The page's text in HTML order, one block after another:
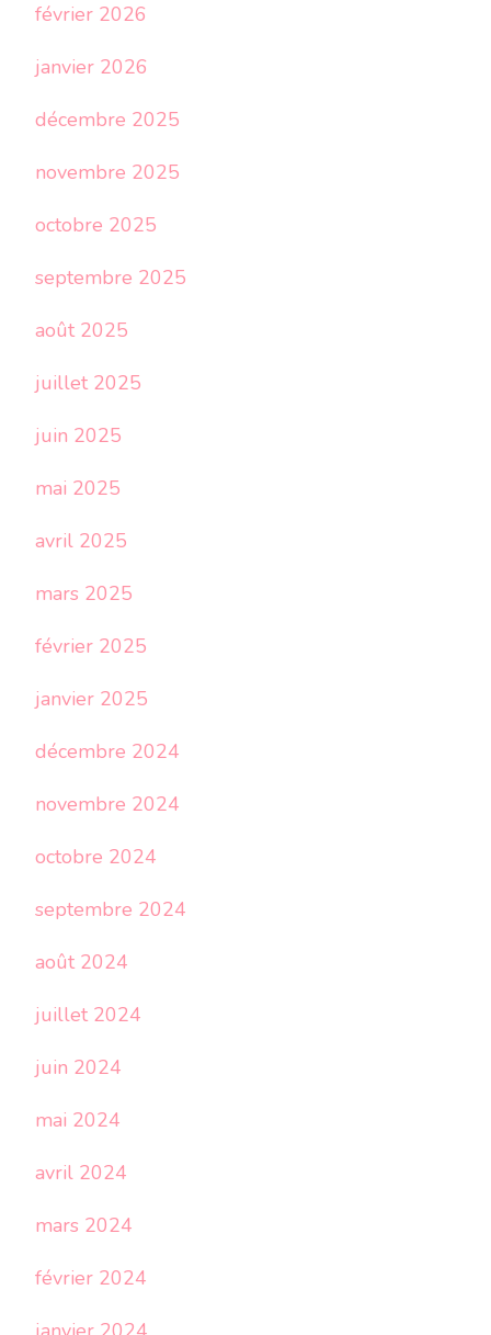
février 2026
janvier 2026
décembre 2025
novembre 2025
octobre 2025
septembre 2025
août 2025
juillet 2025
juin 2025
mai 2025
avril 2025
mars 2025
février 2025
janvier 2025
décembre 2024
novembre 2024
octobre 2024
septembre 2024
août 2024
juillet 2024
juin 2024
mai 2024
avril 2024
mars 2024
février 2024